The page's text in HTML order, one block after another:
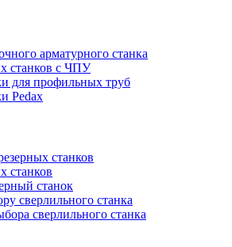
арматурного станка
станков с ЧПУ
для профильных труб
Pedax
станков
станков
станок
сверлильного станка
сверлильного станка